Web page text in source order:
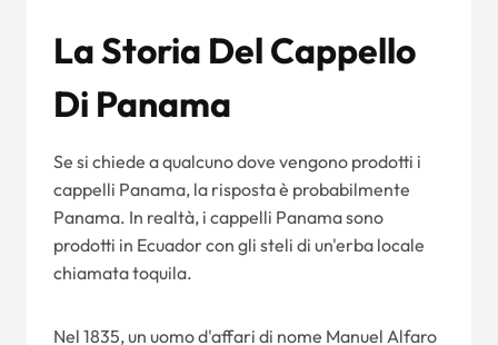
La Storia Del Cappello
Di Panama
Se si chiede a qualcuno dove vengono prodotti i
cappelli Panama, la risposta è probabilmente
Panama. In realtà, i cappelli Panama sono
prodotti in Ecuador con gli steli di un'erba locale
chiamata toquila.
Nel 1835, un uomo d'affari di nome Manuel Alfaro